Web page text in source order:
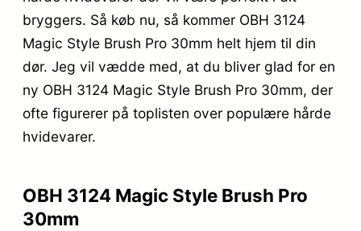
bryggers. Så køb nu, så kommer OBH 3124
Magic Style Brush Pro 30mm helt hjem til din
dør. Jeg vil vædde med, at du bliver glad for en
ny OBH 3124 Magic Style Brush Pro 30mm, der
ofte figurerer på toplisten over populære hårde
hvidevarer.
OBH 3124 Magic Style Brush Pro
30mm